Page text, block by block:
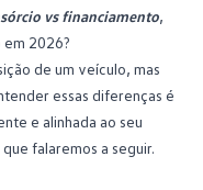
vs financiamento,
2026?
de um veículo, mas
essas diferenças é
e alinhada ao seu
falaremos a seguir.